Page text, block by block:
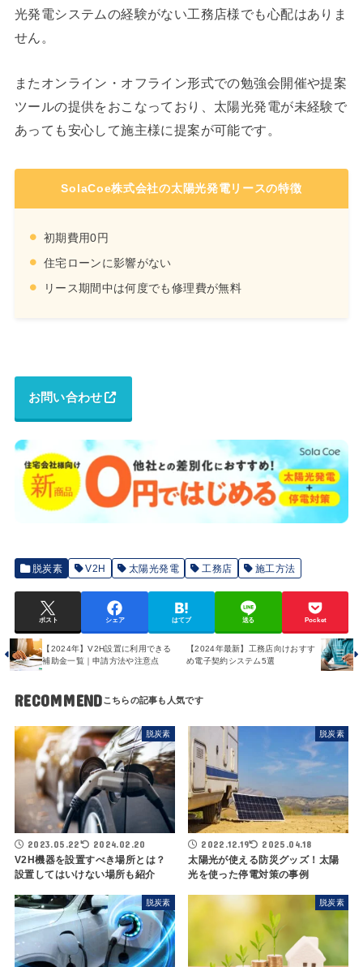
光発電システムの経験がない工務店様でも心配はありま
せん。
またオンライン・オフライン形式での勉強会開催や提案
ツールの提供をおこなっており、太陽光発電が未経験で
あっても安心して施主様に提案が可能です。
SolaCoe株式会社の太陽光発電リースの特徴
初期費用0円
住宅ローンに影響がない
リース期間中は何度でも修理費が無料
お問い合わせ
脱炭素 V2H 太陽光発電 工務店 施工方法
ポスト シェア はてブ 送る Pocket
【2024年】V2H設置に利用できる
補助金一覧｜申請方法や注意点
【2024年最新】工務店向けおすす
め電子契約システム5選
RECOMMEND
脱炭素
2023.05.22 2024.02.20
V2H機器を設置すべき場所とは？
設置してはいけない場所も紹介
脱炭素
2022.12.19 2025.04.18
太陽光が使える防災グッズ！太陽
光を使った停電対策の事例
脱炭素 脱炭素